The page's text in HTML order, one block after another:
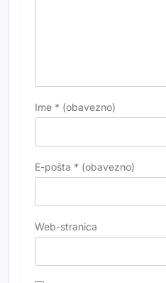
Ime * (obavezno)
E-pošta * (obavezno)
Web-stranica